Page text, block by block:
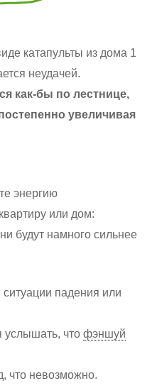
катапульты из дома 1
неудачей.
как-бы по лестнице,
увеличивая
энергию
или дом:
будут намного сильнее
ситуации падения или
услышать, что фэншуй
что невозможно.